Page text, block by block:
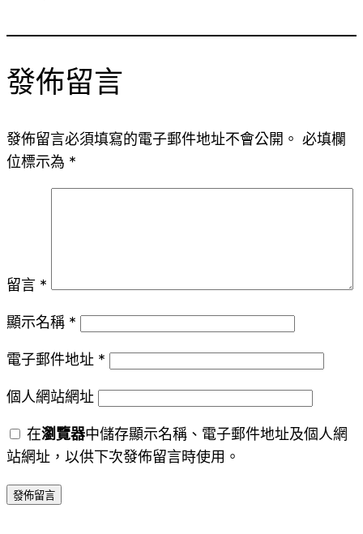
發佈留言
發佈留言必須填寫的電子郵件地址不會公開。 必填欄
位標示為 *
留言 *
顯示名稱 *
電子郵件地址 *
個人網站網址
在瀏覽器中儲存顯示名稱、電子郵件地址及個人網
站網址，以供下次發佈留言時使用。